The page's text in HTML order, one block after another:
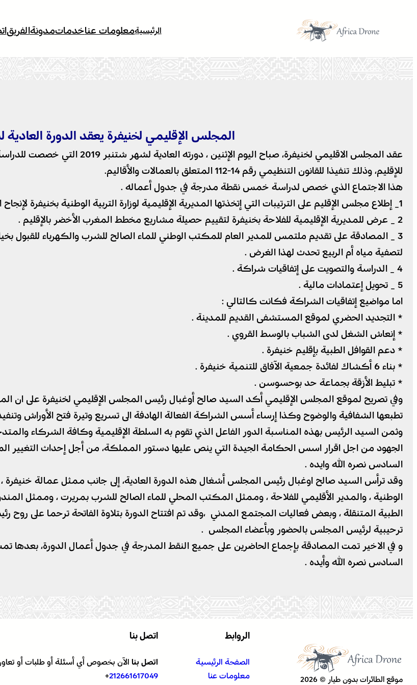
الرئيسيةمعلومات عناخدماتمدونةالفريق
المجلس الإقليمي لخنيفرة يعقد الدورة العادية
عقد المجلس الاقليمي لخنيفرة، صباح
للإقليم، وذلك تنفيذا للقانون التنظيمي رقم 14-112 المتعلق بالعمالات والأقاليم.
هذا الاجتماع الذي خصص لدراسة خمس نقطة مدرجة في جدول أعماله .
1_ إطلاع مجلس الإقليم على الترتيبات التي إتخذتها المديرية الإقليمية لوزارة التربية الوطنية بخنيفرة لإنجاح الدخول المدرسي الجديد 2019 _2020 .
2 _ عرض للمديرية الإقليمية للفلاحة بخنيفرة لتقييم حصيلة مشاريع مخطط المغرب الأخضر بالإقليم .
3 _ المصادقة على تقديم ملتمس للمدير العام للمكتب الوطني للماء الصالح للشرب والكهرباء للقبول
لتصفية مياه أم الربيع تحدث لهذا الغرض .
4 _ الدراسة والتصويت على إتفاقيات شراكة .
5 _ تحويل إعتمادات مالية .
اما مواضيع إتفاقيات الشراكة فكانت كالتالي :
* التجديد الحضري لموقع المستشفى القديم للمدينة .
* إنعاش الشغل لدى الشباب بالوسط القروي .
* دعم القوافل الطبية بإقليم خنيفرة .
* بناء 6 أكشاك لفائدة جمعية الآفاق للتنمية خنيفرة .
* تبليط الأزقة بجماعة حد بوحسوسن .
وفي تصريح لموقع المجلس الإقليمي أكد السيد صالح أوغبال رئيس المجلس الإقليمي لخنيفرة على
تطبعها الشفافية والوضوح وكذا إرساء أسس الشراكة الفعالة الهادفة الى تسريع وتيرة فتح الأوراش
وثمن السيد الرئيس بهذه المناسبة الدور الفاعل الذي تقوم به السلطة الإقليمية وكافة الشركاء
الجهود من اجل اقرار اسس الحكامة الجيدة التي ينص عليها دستور المملكة، من أجل إحداث التغيير
السادس نصره الله وايده .
وقد ترأس السيد صالح اوغبال رئيس المجلس أشغال هذه الدورة العادية، إلى جانب ممثل عمالة خنيفرة ،
الوطنية ، والمدير الأقليمي للفلاحة ، وممثل المكتب المحلي للماء الصالح للشرب بمريرت ، وممثل
الطبية المتنقلة ، وبعض فعاليات المجتمع المدني ،وقد تم افتتاح الدورة بتلاوة الفاتحة ترحما على
ترحيبية لرئيس المجلس بالحضور وبأعضاء المجلس .
و في الاخير تمت المصادقة بإجماع الحاضرين على جميع النقط المدرجة في جدول أعمال الدورة، بعدها
السادس نصره الله وأيده .
موقع الطائرات بدون طيار © 2026
الروابط
الصفحة الرئيسية
معلومات عنا
اتصل بنا
اتصل بنا الآن بخصوص أي أسئلة أو طلبات أو
212661617049
+